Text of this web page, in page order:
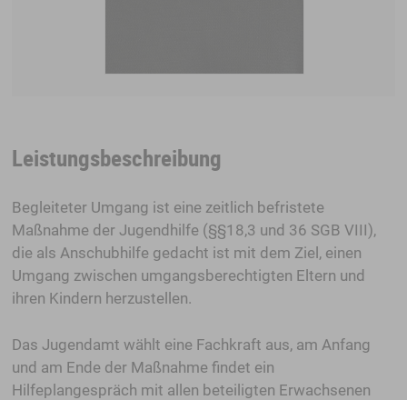
Leistungsbeschreibung
Begleiteter Umgang ist eine zeitlich befristete
Maßnahme der Jugendhilfe (§§18,3 und 36 SGB VIII),
die als Anschubhilfe gedacht ist mit dem Ziel, einen
Umgang zwischen umgangsberechtigten Eltern und
ihren Kindern herzustellen.
Das Jugendamt wählt eine Fachkraft aus, am Anfang
und am Ende der Maßnahme findet ein
Hilfeplangespräch mit allen beteiligten Erwachsenen